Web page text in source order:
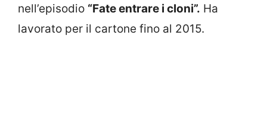
nell’episodio “Fate entrare i cloni”. Ha
lavorato per il cartone fino al 2015.